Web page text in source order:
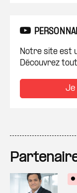
Notre site est
Découvrez
Je